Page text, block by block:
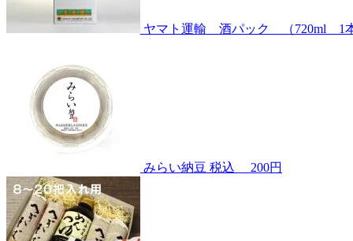
ヤマト運輸 酒パック （720ml 1本
みらい納豆 税込 200円